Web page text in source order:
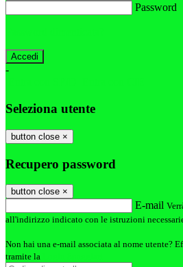
Password
-
Seleziona utente
button close ×
Recupero password
button close ×
E-mail
all'indirizzo indicato con le istruzioni
Non hai una e-mail associata al nome utente?
tramite la